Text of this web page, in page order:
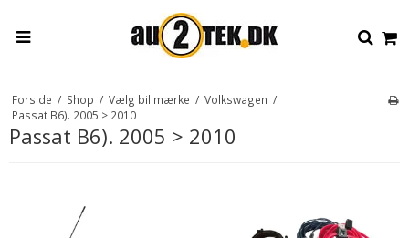
Forside / Shop / Vælg bil mærke / Volkswagen /
Passat B6). 2005 > 2010
Passat B6). 2005 > 2010